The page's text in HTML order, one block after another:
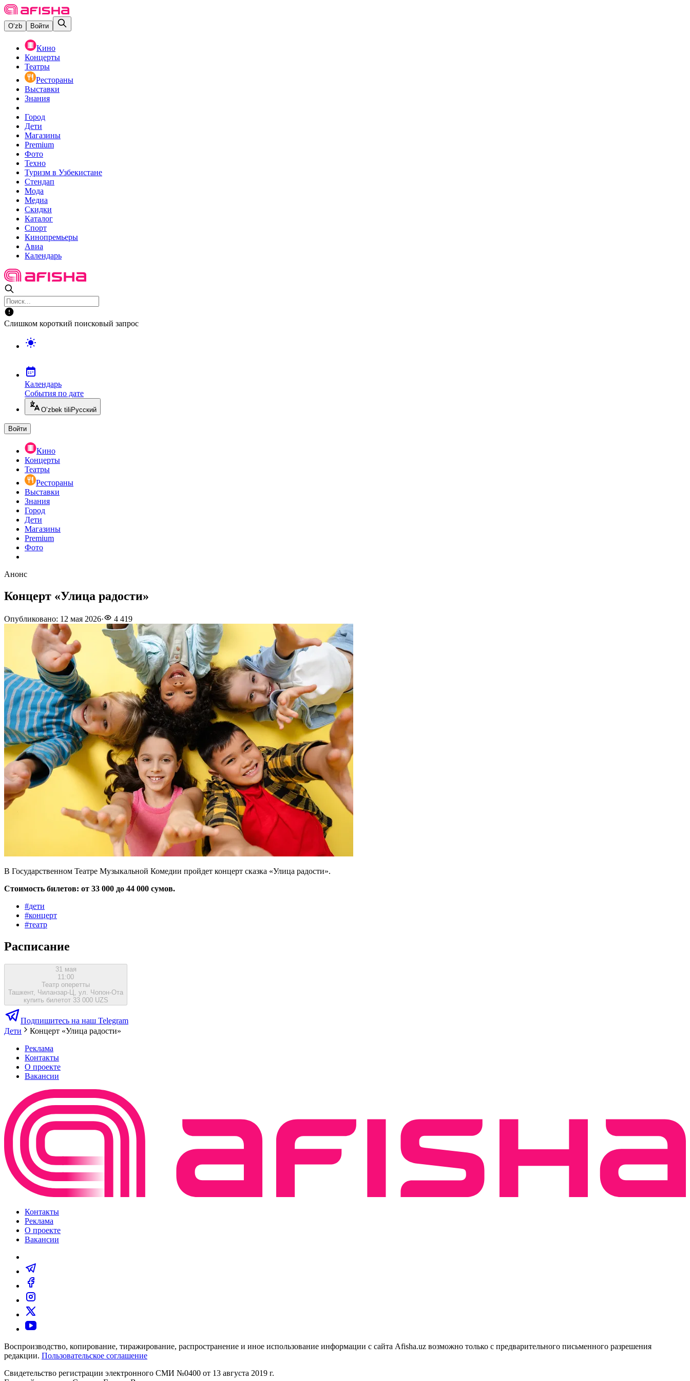
O‘zb Войти
Кино
Концерты
Театры
Рестораны
Выставки
Знания
Город
Дети
Магазины
Premium
Фото
Техно
Туризм в Узбекистане
Стендап
Мода
Медиа
Скидки
Каталог
Спорт
Кинопремьеры
Авиа
Календарь
Слишком короткий поисковый запрос
Календарь
События по дате
O’zbek tili Русский
Войти
Кино
Концерты
Театры
Рестораны
Выставки
Знания
Город
Дети
Магазины
Premium
Фото
Анонс
Концерт «Улица радости»
Опубликовано: 12 мая 2026· 4 419
В Государственном Театре Музыкальной Комедии пройдет концерт сказка «Улица радости».
Стоимость билетов: от 33 000 до 44 000 сумов.
#дети
#концерт
#театр
Расписание
31 мая
11:00
Театр оперетты
Ташкент, Чиланзар-Ц, ул. Чопон-Ота
купить билетот 33 000 UZS
Подпишитесь на наш Telegram
Дети
Концерт «Улица радости»
Реклама
Контакты
О проекте
Вакансии
Контакты
Реклама
О проекте
Вакансии
Воспроизводство, копирование, тиражирование, распространение и иное использование информации с сайта Afisha.uz возможно только с предварительного письменного разрешения
редакции. Пользовательское соглашение
Свидетельство регистрации электронного СМИ №0400 от 13 августа 2019 г.